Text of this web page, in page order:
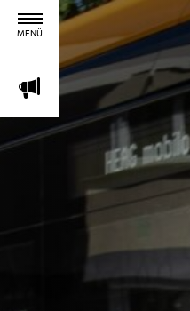
MENÜ
m